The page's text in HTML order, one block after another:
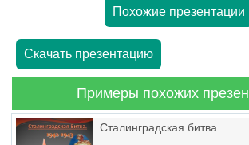
Похожие презентации
Скачать презентацию
Примеры похожих
Сталинградская битва